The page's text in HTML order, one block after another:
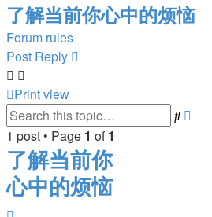
了解当前你心中的烦恼
Forum rules
Post Reply
Print view
Search
1 post • Page 1 of1
了解当前你
心中的烦恼